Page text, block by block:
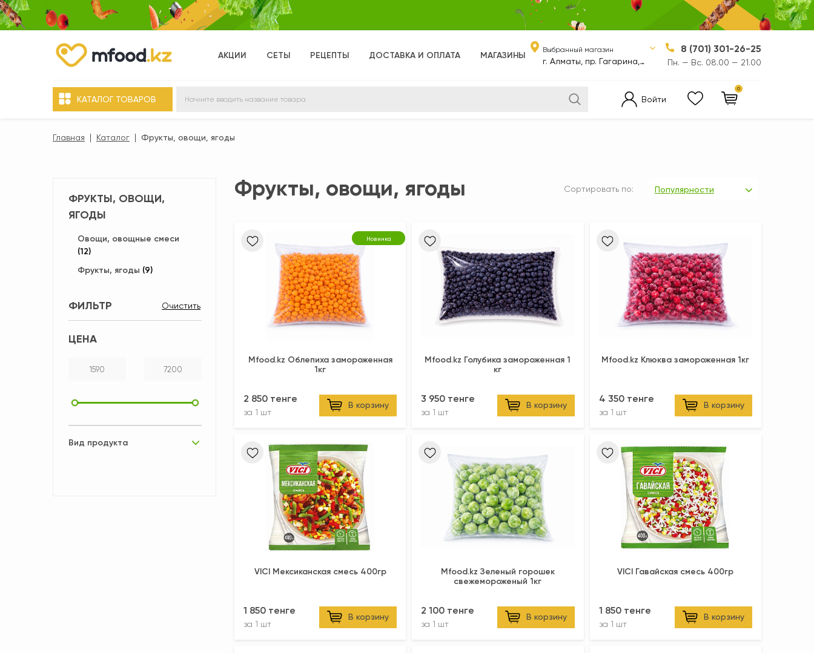
АКЦИИ СЕТЫ РЕЦЕПТЫ ДОСТАВКА И ОПЛАТА МАГАЗИНЫ
Выбранный магазин
г. Алматы, пр. Гагарина, 310/1
8 (701) 301-26-25
Пн. — Вс. 08.00 — 21.00
КАТАЛОГ ТОВАРОВ Войти
0
Главная Каталог Фрукты, овощи, ягоды
ФРУКТЫ, ОВОЩИ,
ЯГОДЫ
Овощи, овощные смеси
(12)
Фрукты, ягоды (9)
ФИЛЬТР
ЦЕНА
Вид продукта
Фрукты, овощи, ягоды Сортировать по: Популярности
Новинка
Mfood.kz Облепиха замороженная
1кг
2 850 тенге
за 1 шт
В корзину
Mfood.kz Голубика замороженная 1
кг
3 950 тенге
за 1 шт
В корзину
Mfood.kz Клюква замороженная 1кг
4 350 тенге
за 1 шт
В корзину
VICI Мексиканская смесь 400гр
1 850 тенге
за 1 шт
В корзину
Mfood.kz Зеленый горошек
свежемороженый 1кг
2 100 тенге
за 1 шт
В корзину
VICI Гавайская смесь 400гр
1 850 тенге
за 1 шт
В корзину